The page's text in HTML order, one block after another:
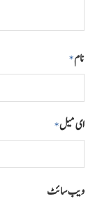
نام*
ای میل*
ویب‌ سائٹ